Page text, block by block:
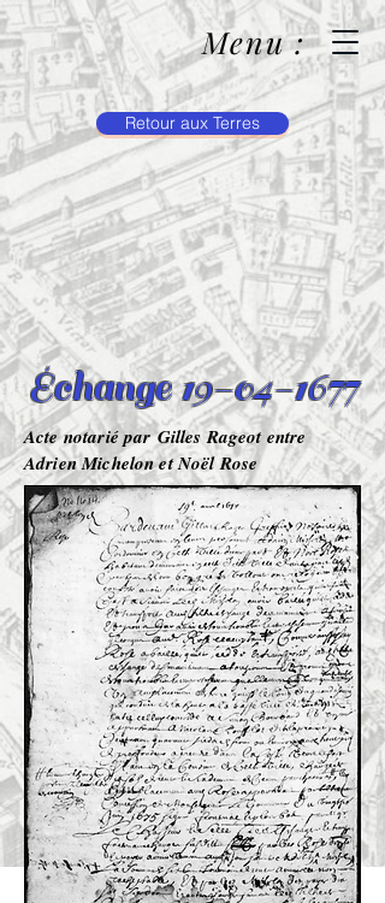
Menu :
Retour aux Terres
Échange 19-04-1677
Acte notarié par Gilles Rageot entre
Adrien Michelon et Noël Rose